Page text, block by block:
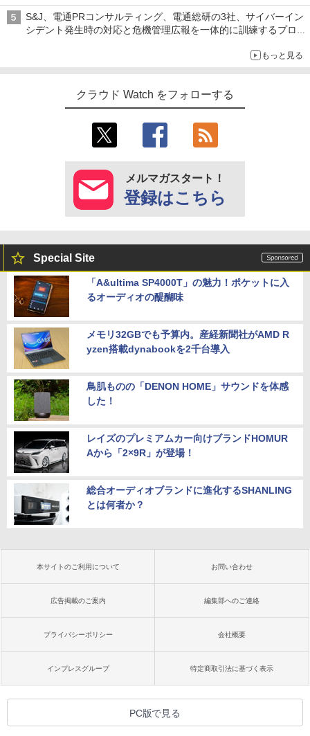
S&J、電通PRコンサルティング、電通総研の3社、サイバーイン
シデント発生時の対応と危機管理広報を一体的に訓練するプログ
もっと見る
クラウド Watch をフォローする
メルマガスタート！
登録はこちら
Special Site
「A&ultima SP4000T」の魅力！ポケットに入
るオーディオの醍醐味
メモリ32GBでも予算内。産経新聞社がAMD R
yzen搭載dynabookを2千台導入
鳥肌ものの「DENON HOME」サウンドを体感
した！
レイズのプレミアムカー向けブランドHOMUR
Aから「2×9R」が登場！
総合オーディオブランドに進化するSHANLING
とは何者か？
本サイトのご利用について お問い合わせ
広告掲載のご案内 編集部へのご連絡
プライバシーポリシー 会社概要
インプレスグループ 特定商取引法に基づく表示
PC版で見る